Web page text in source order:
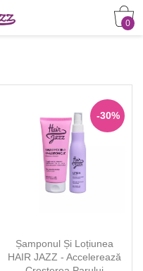
0
Șamponul Și Loțiunea
HAIR JAZZ - Accelerează
-30%